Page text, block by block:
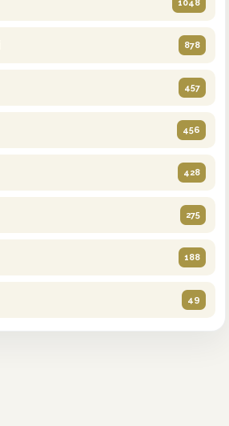
1048
878
457
456
428
275
188
49